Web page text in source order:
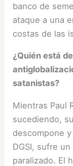
banco de
ataque a una
costas de las
¿Quién está
satanistas?
Mientras Paul
sucediendo,
descompone
DGSI, sufre
paralizado. El